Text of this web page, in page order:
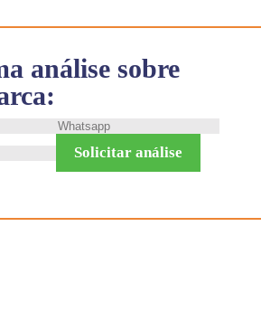
análise sobre
Solicitar análise